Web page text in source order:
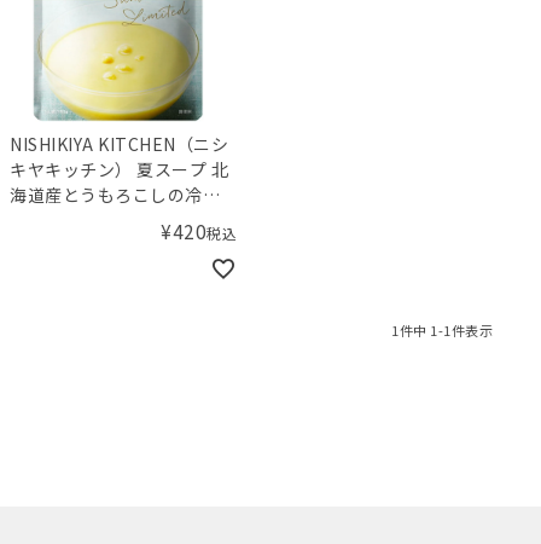
NISHIKIYA KITCHEN（ニシ
キヤキッチン） 夏スープ 北
海道産とうもろこしの冷製
¥420税込
1件中 1-1件表示